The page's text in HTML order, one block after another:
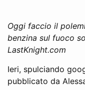
Oggi faccio il
benzina sul fuoco
LastKnight.com
Ieri, spulciando
pubblicato da